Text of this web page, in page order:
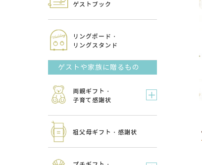
ゲストブック
リングボード・
リングスタンド
ゲストや家族に贈るもの
両親ギフト・
子育て感謝状
祖父母ギフト・感謝状